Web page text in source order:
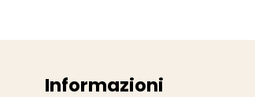
Informazioni